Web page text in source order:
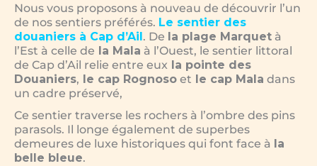
Nous vous proposons à nouveau de découvrir l’un
de nos sentiers préférés. Le sentier des
douaniers à Cap d’Ail. De la plage Marquet à
l’Est à celle de la Mala à l’Ouest, le sentier littoral
de Cap d’Ail relie entre eux la pointe des
Douaniers, le cap Rognoso et le cap Mala dans
un cadre préservé,
Ce sentier traverse les rochers à l’ombre des pins
parasols. Il longe également de superbes
demeures de luxe historiques qui font face à la
belle bleue.